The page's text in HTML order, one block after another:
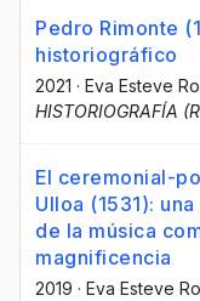
Pedro Rimonte
historiográfico
2021 · Eva Esteve
HISTORIOGRAFÍA
El ceremonial-
Ulloa (1531):
de la música
magnificencia
2019 · Eva Esteve